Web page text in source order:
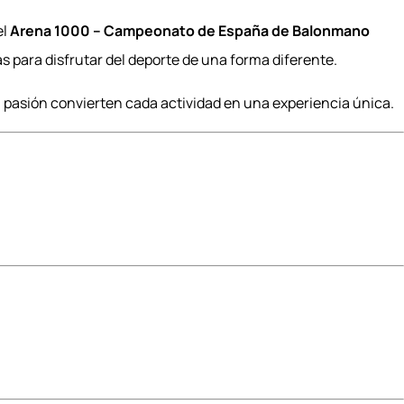
Arena 1000 – Campeonato de España de Balonmano
para disfrutar del deporte de una forma diferente.
convierten cada actividad en una experiencia única.